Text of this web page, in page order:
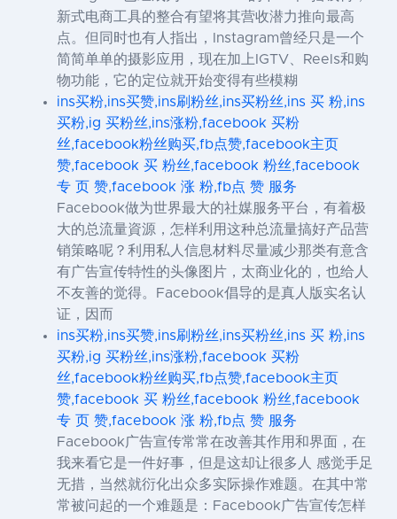
新式电商工具的整合有望将其营收潜力推向最高
点。但同时也有人指出，Instagram曾经只是一个
简简单单的摄影应用，现在加上IGTV、Reels和购
物功能，它的定位就开始变得有些模糊
ins买粉,ins买赞,ins刷粉丝,ins买粉丝,ins 买 粉,ins
买粉,ig 买粉丝,ins涨粉,facebook 买粉
丝,facebook粉丝购买,fb点赞,facebook主页
赞,facebook 买 粉丝,facebook 粉丝,facebook
专 页 赞,facebook 涨 粉,fb点 赞 服务
Facebook做为世界最大的社媒服务平台，有着极
大的总流量資源，怎样利用这种总流量搞好产品营
销策略呢？利用私人信息材料尽量减少那类有意含
有广告宣传特性的头像图片，太商业化的，也给人
不友善的觉得。Facebook倡导的是真人版实名认
证，因而
ins买粉,ins买赞,ins刷粉丝,ins买粉丝,ins 买 粉,ins
买粉,ig 买粉丝,ins涨粉,facebook 买粉
丝,facebook粉丝购买,fb点赞,facebook主页
赞,facebook 买 粉丝,facebook 粉丝,facebook
专 页 赞,facebook 涨 粉,fb点 赞 服务
Facebook广告宣传常常在改善其作用和界面，在
我来看它是一件好事，但是这却让很多人 感觉手足
无措，当然就衍化出众多实际操作难题。在其中常
常被问起的一个难题是：Facebook广告宣传怎样